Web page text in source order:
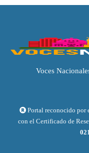
Voces
Portal reconocido por
con el Certificado de